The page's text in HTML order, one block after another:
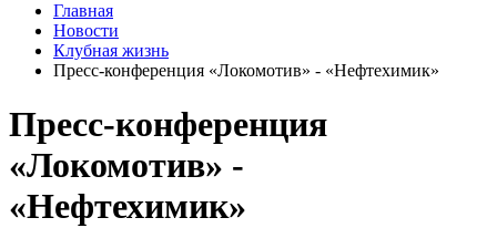
Главная
Новости
Клубная жизнь
Пресс-конференция «Локомотив» - «Нефтехимик»
Пресс-конференция
«Локомотив» -
«Нефтехимик»